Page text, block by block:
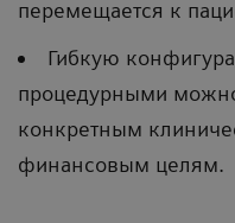
перемещается к
Гибкую
процедурными
конкретным
финансовым целям.